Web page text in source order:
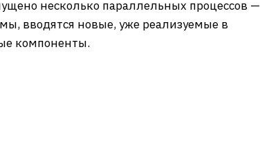
несколько параллельных процессов —
вводятся новые, уже реализуемые в
компоненты.